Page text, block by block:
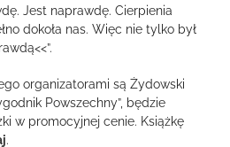
Jest naprawdę. Cierpienia
dokoła nas. Więc nie tylko był
organizatorami są Żydowski
Powszechny”, będzie
w promocyjnej cenie. Książkę
.